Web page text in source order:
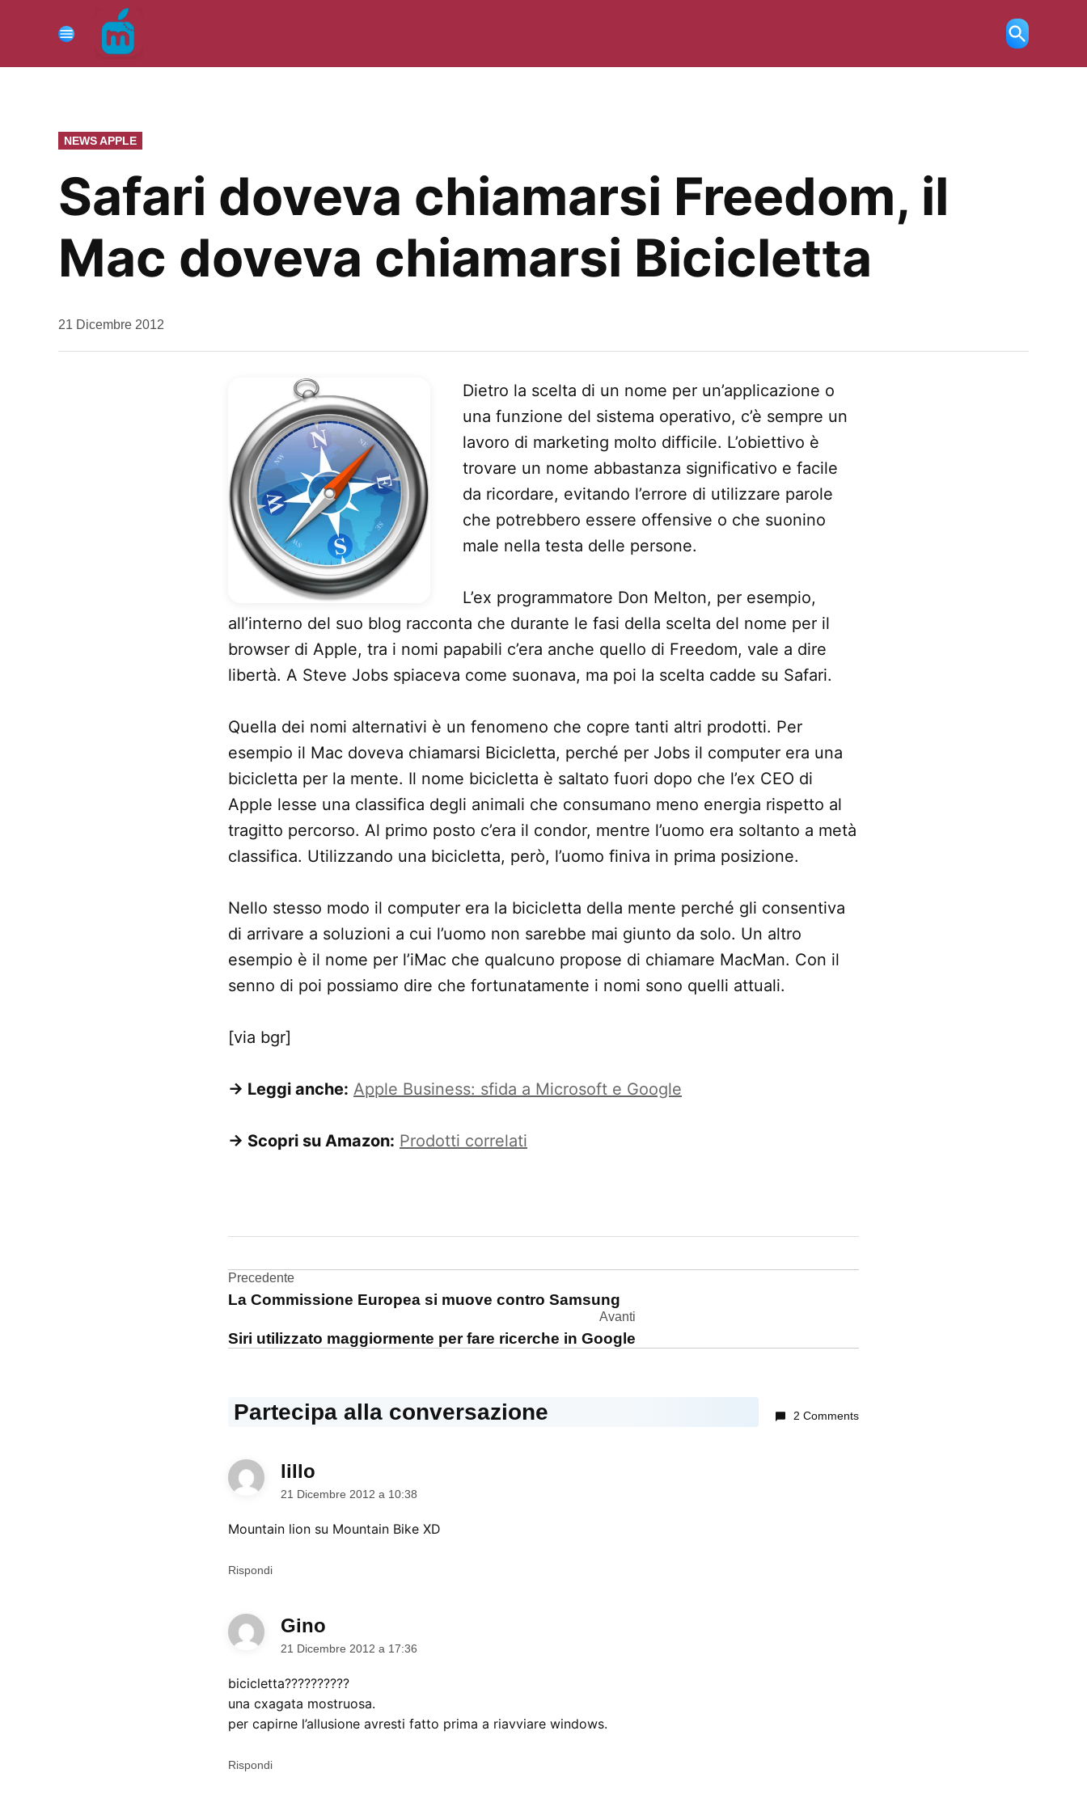
contenuto
Menu
Ricerca
aperta
PUBBLICATO
IN
NEWS APPLE
Safari doveva chiamarsi Freedom, il
Mac doveva chiamarsi Bicicletta
da
21 Dicembre 2012
Dietro la scelta di un nome per un’applicazione o
una funzione del sistema operativo, c’è sempre un
lavoro di marketing molto difficile. L’obiettivo è
trovare un nome abbastanza significativo e facile
da ricordare, evitando l’errore di utilizzare parole
che potrebbero essere offensive o che suonino
male nella testa delle persone.
L’ex programmatore Don Melton, per esempio,
all’interno del suo blog racconta che durante le fasi della scelta del nome per il
browser di Apple, tra i nomi papabili c’era anche quello di Freedom, vale a dire
libertà. A Steve Jobs spiaceva come suonava, ma poi la scelta cadde su Safari.
Quella dei nomi alternativi è un fenomeno che copre tanti altri prodotti. Per
esempio il Mac doveva chiamarsi Bicicletta, perché per Jobs il computer era una
bicicletta per la mente. Il nome bicicletta è saltato fuori dopo che l’ex CEO di
Apple lesse una classifica degli animali che consumano meno energia rispetto al
tragitto percorso. Al primo posto c’era il condor, mentre l’uomo era soltanto a metà
classifica. Utilizzando una bicicletta, però, l’uomo finiva in prima posizione.
Nello stesso modo il computer era la bicicletta della mente perché gli consentiva
di arrivare a soluzioni a cui l’uomo non sarebbe mai giunto da solo. Un altro
esempio è il nome per l’iMac che qualcuno propose di chiamare MacMan. Con il
senno di poi possiamo dire che fortunatamente i nomi sono quelli attuali.
[via bgr]
→ Leggi anche: Apple Business: sfida a Microsoft e Google
→ Scopri su Amazon: Prodotti correlati
Safari
Navigazione
Precedente
La Commissione Europea si muove contro Samsung
Avanti
Siri utilizzato maggiormente per fare ricerche in Google
Partecipa alla conversazione 2 Comments
lillo
21 Dicembre 2012 a 10:38
Mountain lion su Mountain Bike XD
Rispondi
Gino
21 Dicembre 2012 a 17:36
bicicletta??????????
una cxagata mostruosa.
per capirne l’allusione avresti fatto prima a riavviare windows.
Rispondi